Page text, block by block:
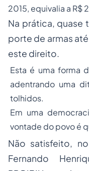
2015, equivalia a R$
Na prática, quase
porte de armas
este direito.
Esta é uma forma
adentrando uma
tolhidos.
Em uma
vontade do povo é
Não satisfeito,
Fernando